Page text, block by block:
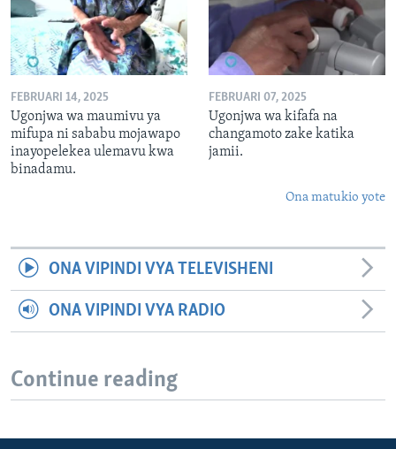
FEBRUARI 14, 2025
Ugonjwa wa maumivu ya
mifupa ni sababu mojawapo
inayopelekea ulemavu kwa
binadamu.
FEBRUARI 07, 2025
Ugonjwa wa kifafa na
changamoto zake katika
jamii.
Ona matukio yote
ONA VIPINDI VYA TELEVISHENI
ONA VIPINDI VYA RADIO
Continue reading